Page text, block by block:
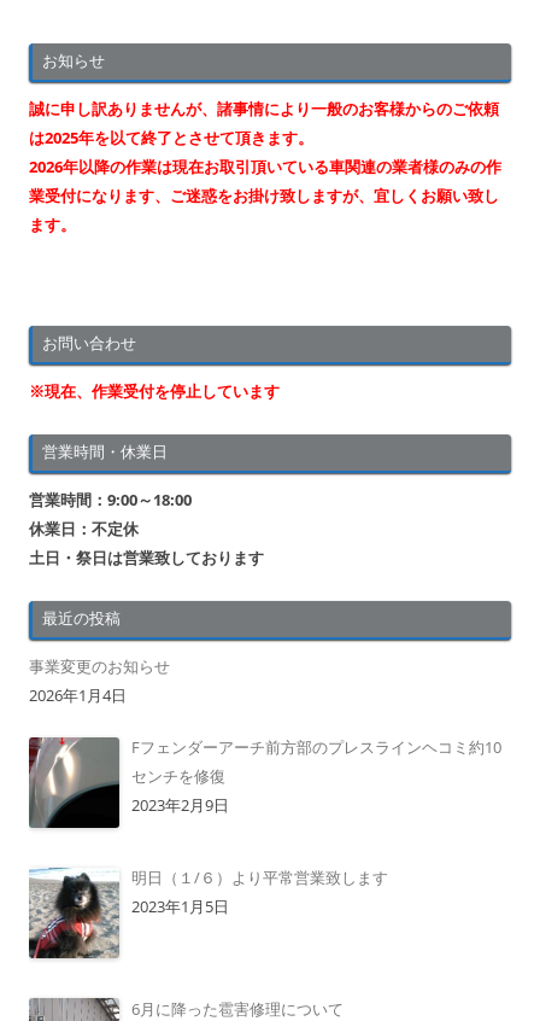
ビ
ゲ
ー
シ
ョ
ン
お知らせ
誠に申し訳ありませんが、諸事情により一般のお客様からのご依頼
は2025年を以て終了とさせて頂きます。
2026年以降の作業は現在お取引頂いている車関連の業者様のみの作
業受付になります、ご迷惑をお掛け致しますが、宜しくお願い致し
ます。
お問い合わせ
※現在、作業受付を停止しています
営業時間・休業日
営業時間：9:00～18:00
休業日：不定休
土日・祭日は営業致しております
最近の投稿
事業変更のお知らせ
2026年1月4日
Fフェンダーアーチ前方部のプレスラインヘコミ約10
センチを修復
2023年2月9日
明日（１/６）より平常営業致します
2023年1月5日
6月に降った雹害修理について